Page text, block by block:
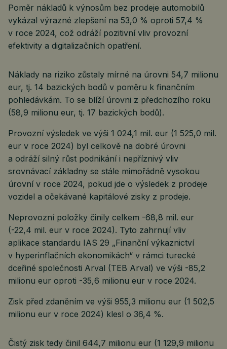
Poměr nákladů k výnosům bez prodeje automobilů
vykázal výrazné zlepšení na 53,0 % oproti 57,4 %
v roce 2024, což odráží pozitivní vliv provozní
efektivity a digitalizačních opatření.
Náklady na riziko zůstaly mírné na úrovni 54,7 milionu
eur, tj. 14 bazických bodů v poměru k finančním
pohledávkám. To se blíží úrovni z předchozího roku
(58,9 milionu eur, tj. 17 bazických bodů).
Provozní výsledek ve výši 1 024,1 mil. eur (1 525,0 mil.
eur v roce 2024) byl celkově na dobré úrovni
a odráží silný růst podnikání i nepříznivý vliv
srovnávací základny se stále mimořádně vysokou
úrovní v roce 2024, pokud jde o výsledek z prodeje
vozidel a očekávané kapitálové zisky z prodeje.
Neprovozní položky činily celkem -68,8 mil. eur
(-22,4 mil. eur v roce 2024). Tyto zahrnují vliv
aplikace standardu IAS 29 „Finanční výkaznictví
v hyperinflačních ekonomikách“ v rámci turecké
dceřiné společnosti Arval (TEB Arval) ve výši -85,2
milionu eur oproti -35,6 milionu eur v roce 2024.
Zisk před zdaněním ve výši 955,3 milionu eur (1 502,5
milionu eur v roce 2024) klesl o 36,4 %.
Čistý zisk tedy činil 644,7 milionu eur (1 129,9 milionu